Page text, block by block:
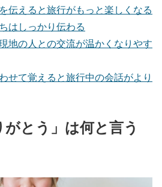
伝えると旅行がもっと楽しくなる
はしっかり伝わる
地の人との交流が温かくなりやす
せて覚えると旅行中の会話がより
とう」は何と言う